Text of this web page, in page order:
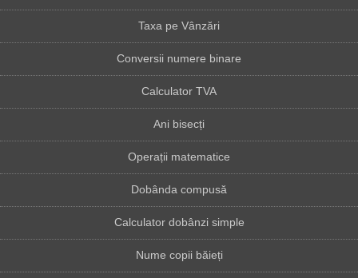
Taxa pe Vânzări
Conversii numere binare
Calculator TVA
Ani bisecți
Operații matematice
Dobânda compusă
Calculator dobânzi simple
Nume copii băieți